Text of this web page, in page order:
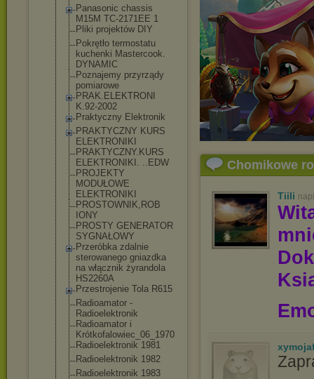
Panasonic chassis
M15M TC-2171EE 1
Pliki projektów DIY
Pokrętło termostatu
kuchenki Mastercook.
DYNAMIC
Poznajemy przyrządy
pomiarowe
PRAK.ELEKTRONI
K.92-2002
Praktyczny Elektronik
PRAKTYCZNY KURS
ELEKTRONIKI
PRAKTYCZNY.KURS
ELEKTRONIKI. ..EDW
PROJEKTY
MODUŁOWE
ELEKTRONIKI
PROSTOWNIK,ROB
IONY
PROSTY GENERATOR
SYGNAŁOWY
Przeróbka zdalnie
sterowanego gniazdka
na włącznik żyrandola
HS2260A
Przestrojenie Tola R615
Radioamator -
Radioelektroni k
Radioamator i
Krótkofalowiec _06_1970
Radioelektroni k 1981
Radioelektroni k 1982
Radioelektroni k 1983
Chomikowe
Tiili